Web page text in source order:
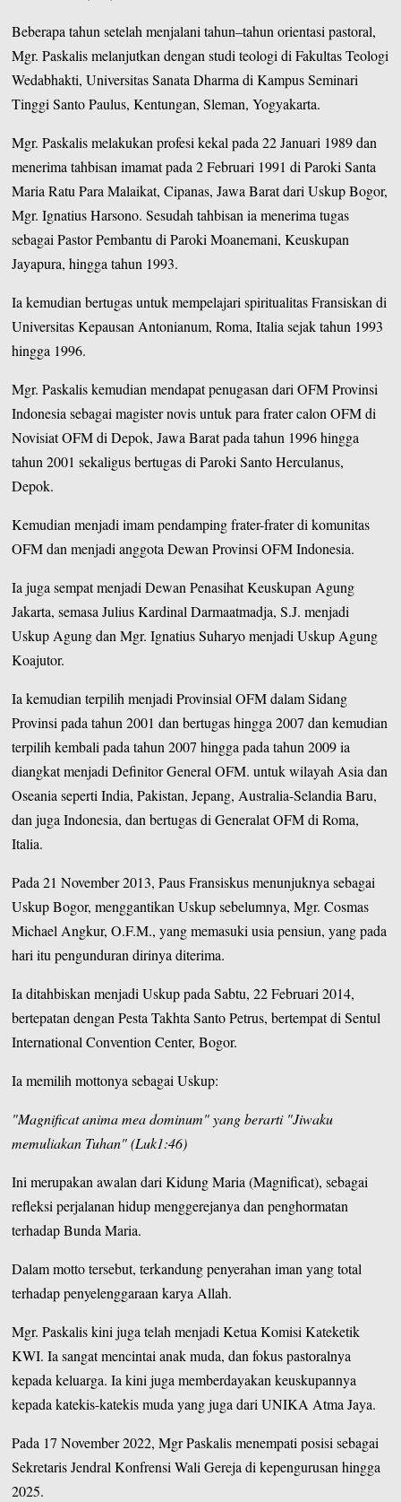
Beberapa tahun setelah menjalani tahun–tahun orientasi pastoral,
Mgr. Paskalis melanjutkan dengan studi teologi di Fakultas Teologi
Wedabhakti, Universitas Sanata Dharma di Kampus Seminari
Tinggi Santo Paulus, Kentungan, Sleman, Yogyakarta.
Mgr. Paskalis melakukan profesi kekal pada 22 Januari 1989 dan
menerima tahbisan imamat pada 2 Februari 1991 di Paroki Santa
Maria Ratu Para Malaikat, Cipanas, Jawa Barat dari Uskup Bogor,
Mgr. Ignatius Harsono. Sesudah tahbisan ia menerima tugas
sebagai Pastor Pembantu di Paroki Moanemani, Keuskupan
Jayapura, hingga tahun 1993.
Ia kemudian bertugas untuk mempelajari spiritualitas Fransiskan di
Universitas Kepausan Antonianum, Roma, Italia sejak tahun 1993
hingga 1996.
Mgr. Paskalis kemudian mendapat penugasan dari OFM Provinsi
Indonesia sebagai magister novis untuk para frater calon OFM di
Novisiat OFM di Depok, Jawa Barat pada tahun 1996 hingga
tahun 2001 sekaligus bertugas di Paroki Santo Herculanus,
Depok.
Kemudian menjadi imam pendamping frater-frater di komunitas
OFM dan menjadi anggota Dewan Provinsi OFM Indonesia.
Ia juga sempat menjadi Dewan Penasihat Keuskupan Agung
Jakarta, semasa Julius Kardinal Darmaatmadja, S.J. menjadi
Uskup Agung dan Mgr. Ignatius Suharyo menjadi Uskup Agung
Koajutor.
Ia kemudian terpilih menjadi Provinsial OFM dalam Sidang
Provinsi pada tahun 2001 dan bertugas hingga 2007 dan kemudian
terpilih kembali pada tahun 2007 hingga pada tahun 2009 ia
diangkat menjadi Definitor General OFM. untuk wilayah Asia dan
Oseania seperti India, Pakistan, Jepang, Australia-Selandia Baru,
dan juga Indonesia, dan bertugas di Generalat OFM di Roma,
Italia.
Pada 21 November 2013, Paus Fransiskus menunjuknya sebagai
Uskup Bogor, menggantikan Uskup sebelumnya, Mgr. Cosmas
Michael Angkur, O.F.M., yang memasuki usia pensiun, yang pada
hari itu pengunduran dirinya diterima.
Ia ditahbiskan menjadi Uskup pada Sabtu, 22 Februari 2014,
bertepatan dengan Pesta Takhta Santo Petrus, bertempat di Sentul
International Convention Center, Bogor.
Ia memilih mottonya sebagai Uskup:
"Magnificat anima mea dominum" yang berarti "Jiwaku
memuliakan Tuhan" (Luk1:46)
Ini merupakan awalan dari Kidung Maria (Magnificat), sebagai
refleksi perjalanan hidup menggerejanya dan penghormatan
terhadap Bunda Maria.
Dalam motto tersebut, terkandung penyerahan iman yang total
terhadap penyelenggaraan karya Allah.
Mgr. Paskalis kini juga telah menjadi Ketua Komisi Kateketik
KWI. Ia sangat mencintai anak muda, dan fokus pastoralnya
kepada keluarga. Ia kini juga memberdayakan keuskupannya
kepada katekis-katekis muda yang juga dari UNIKA Atma Jaya.
Pada 17 November 2022, Mgr Paskalis menempati posisi sebagai
Sekretaris Jendral Konfrensi Wali Gereja di kepengurusan hingga
2025.